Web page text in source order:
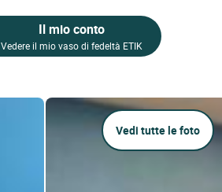
Il mio conto
Vedere il mio vaso di fedeltà ETIK
Vedi tutte le foto